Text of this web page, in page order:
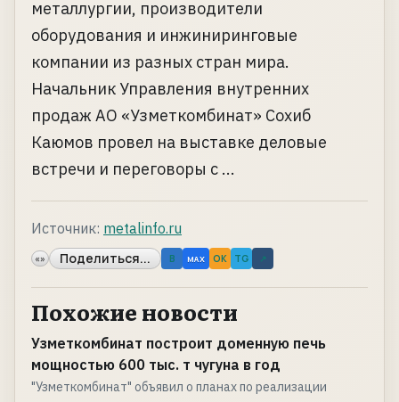
металлургии, производители
оборудования и инжиниринговые
компании из разных стран мира.
Начальник Управления внутренних
продаж АО «Узметкомбинат» Сохиб
Каюмов провел на выставке деловые
встречи и переговоры с ...
Источник: metalinfo.ru
«» Поделиться... B MAX OK TG ↗
Похожие новости
Узметкомбинат построит доменную печь
мощностью 600 тыс. т чугуна в год
"Узметкомбинат" объявил о планах по реализации